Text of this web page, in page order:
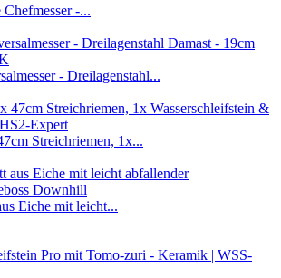
-...
- Dreilagenstahl...
Streichriemen, 1x...
Eiche mit leicht...